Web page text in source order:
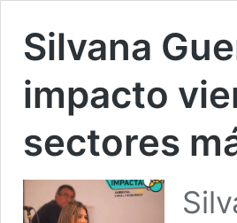
Silvana
impacto
sectores